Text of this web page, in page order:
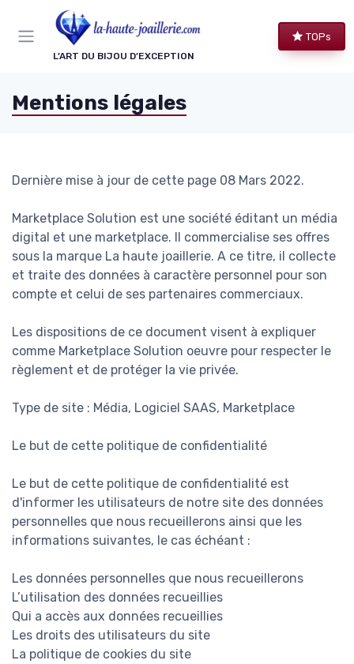
L’ART DU BIJOU D’EXCEPTION
TOPs
Mentions légales
Dernière mise à jour de cette page 08 Mars 2022.
Marketplace Solution est une société éditant un média
digital et une marketplace. Il commercialise ses offres
sous la marque La haute joaillerie. A ce titre, il collecte
et traite des données à caractère personnel pour son
compte et celui de ses partenaires commerciaux.
Les dispositions de ce document visent à expliquer
comme Marketplace Solution oeuvre pour respecter le
règlement et de protéger la vie privée.
Type de site : Média, Logiciel SAAS, Marketplace
Le but de cette politique de confidentialité
Le but de cette politique de confidentialité est
d'informer les utilisateurs de notre site des données
personnelles que nous recueillerons ainsi que les
informations suivantes, le cas échéant :
Les données personnelles que nous recueillerons
L’utilisation des données recueillies
Qui a accès aux données recueillies
Les droits des utilisateurs du site
La politique de cookies du site
Panneau de gestion des cookies